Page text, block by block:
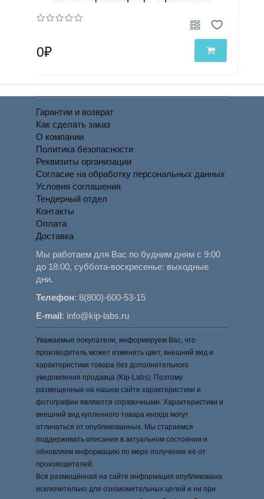
0₽
Гарантии и возврат
Как сделать заказ
О компании
Политика безопасности
Реквизиты организации
Согласие на обработку персональных данных
Условия соглашения
Тендерный отдел
Контакты
Оплата
Доставка
Мы работаем для Вас по будним дням с 9:00
до 18:00, суббота-воскресенье: выходные
дни.
Телефон:8(800)-600-53-15
E-mail: info@kip-labs.ru
Уважаемые покупатели, информируем Вас, что
производитель может изменить цвет, внешний вид и
характеристики товара без дополнительного
уведомления продавца (Kip-Labs). Поэтому
размещенные на нашем сайте характеристики и
фотографии являются справочными. Характеристики и
внешний вид купленного товара иногда могут
отличаться от опубликованных. Мы стараемся
поддерживать описания в актуальном состоянии и
обновляем информацию по мере получения её от
производителей.
Вся размещённая на сайте информация опубликована
исключительно для ознакомительных целей и ни при